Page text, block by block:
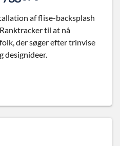
af flise-backsplash
til at nå
der søger efter trinvise
designideer.